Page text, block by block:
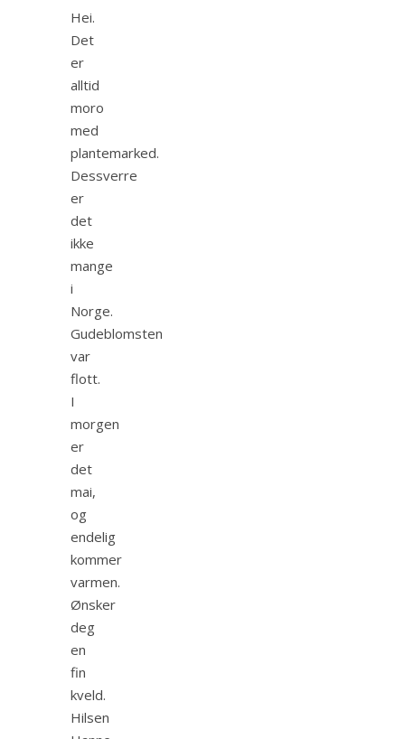
Hei.
Det
er
alltid
moro
med
plantemarked.
Dessverre
er
det
ikke
mange
i
Norge.
Gudeblomsten
var
flott.
I
morgen
er
det
mai,
og
endelig
kommer
varmen.
Ønsker
deg
en
fin
kveld.
Hilsen